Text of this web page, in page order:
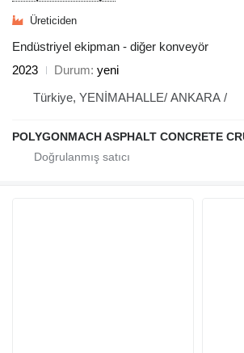
Üreticiden
Endüstriyel ekipman - diğer konveyör
2023
Durum yeni
Türkiye, YENİMAHALLE/ ANKARA /